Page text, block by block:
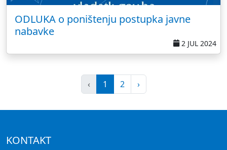
ODLUKA o poništenju postupka javne
nabavke
2 JUL 2024
‹ 1 2 ›
KONTAKT